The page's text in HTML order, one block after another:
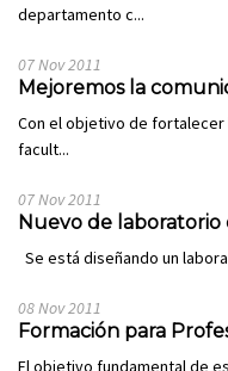
departamento c...
07 Nov 2011
Mejoremos la
Con el objetivo de fortalecer
facult...
07 Nov 2011
Nuevo de
Se está diseñando un
08 Nov 2011
Formación para
El objetivo fundamental de